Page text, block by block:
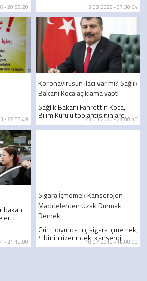
- 20:55:20 13.08.2025 - 07:30:34
- 22:55:49
Koronavirüsün ilacı var mı? Sağlık
Bakanı Koca açıklama yaptı
Sağlık Bakanı Fahrettin Koca,
Bilim Kurulu toplantısının ard...
23.03.2020 - 21:00:16
- 21:13:00
Sigara İçmemek Kanserojen
Maddelerden Uzak Durmak
Demek
Gün boyunca hiç sigara içmemek,
4 binin üzerindeki kanseroj...
10.07.2013 - 19:08:00